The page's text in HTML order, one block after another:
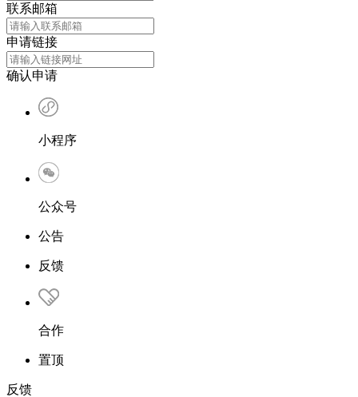
联系邮箱
申请链接
确认申请
小程序
公众号
公告
反馈
合作
置顶
反馈